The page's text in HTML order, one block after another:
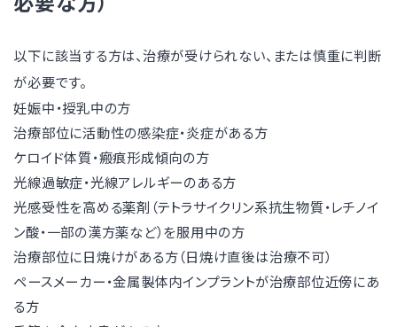
以下に該当する方は、治療が受けられない、または慎重に判断
が必要です。
妊娠中・授乳中の方
治療部位に活動性の感染症・炎症がある方
ケロイド体質・瘢痕形成傾向の方
光線過敏症・光線アレルギーのある方
光感受性を高める薬剤（テトラサイクリン系抗生物質・レチノイ
ン酸・一部の漢方薬など）を服用中の方
治療部位に日焼けがある方（日焼け直後は治療不可）
ペースメーカー・金属製体内インプラントが治療部位近傍にあ
る方